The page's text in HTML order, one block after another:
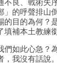
不良、戰術失
」的呼聲排山
的目的為何？
填補本土教練
們如此心急？
我沒有話說。